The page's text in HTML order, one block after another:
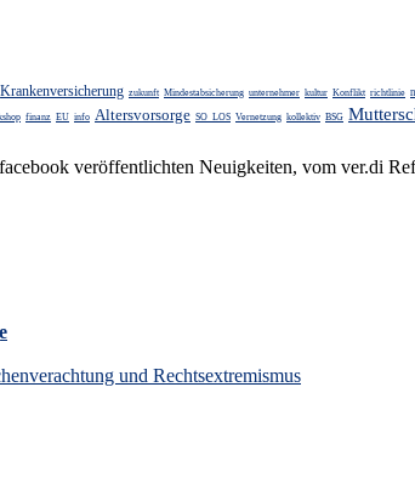
Krankenversicherung zukunft Mindestabsicherung unternehmer kultur Konflikt richtlinie
finanz EU info Altersvorsorge SO_LOS Vernetzung kollektiv BSG
veröffentlichten Neu­ig­kei­ten, vom ver.di
und Rechtsextremismus